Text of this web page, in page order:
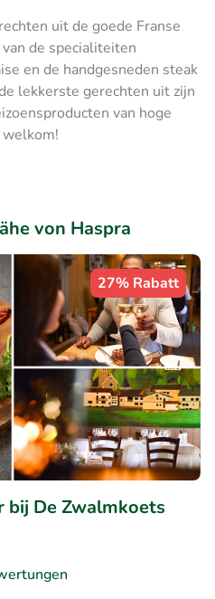
uit de goede Franse
de specialiteiten
en de handgesneden steak
lekkerste gerechten uit zijn
van hoge
von Haspra
27% Rabatt
De Zwalmkoets